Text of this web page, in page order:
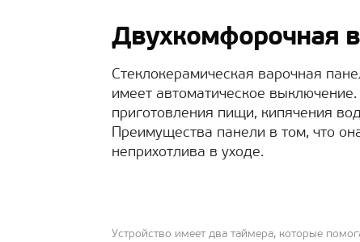
Двухкомфорочная
Стеклокерамическая варочная
имеет автоматическое
приготовления пищи, кипячения
Преимущества панели в том, что
неприхотлива в уходе.
Устройство имеет два таймера, которые